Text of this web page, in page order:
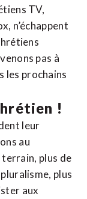
TV,
n’échappent
pas à
les prochains
!
leur
au
plus de
plus
aux